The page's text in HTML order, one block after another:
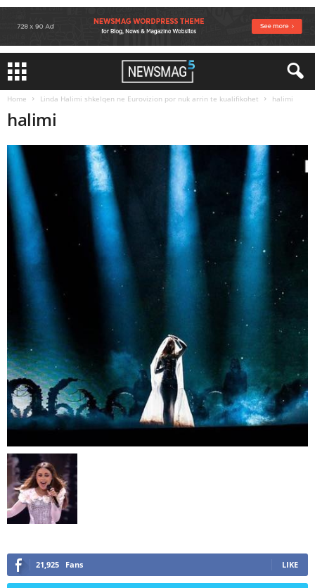
Home Linda Halimi shkelqen ne Eurovizion por nuk arrin te kualifikohet halimi
halimi
21,925 Fans LIKE